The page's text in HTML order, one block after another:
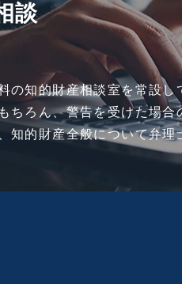
談
の知的財産相談室を常設し
ちろん、警告を受けた場合
知的財産全般について弁理